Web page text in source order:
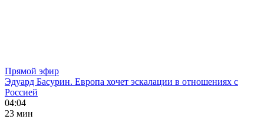
Прямой эфир
Эдуард Басурин. Европа хочет эскалации в отношениях с
Россией
04:04
23 мин